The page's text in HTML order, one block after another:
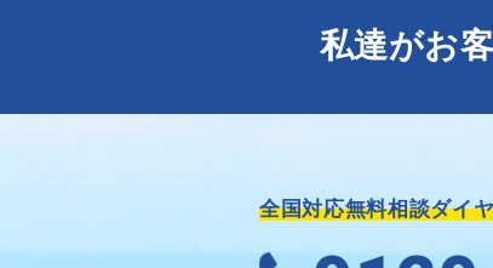
私達がお
全国対応無料相談ダイ